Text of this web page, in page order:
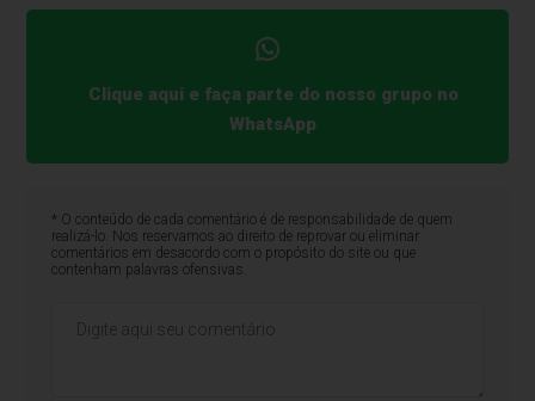
Clique aqui e faça parte do nosso grupo no
WhatsApp
* O conteúdo de cada comentário é de responsabilidade de quem
realizá-lo. Nos reservamos ao direito de reprovar ou eliminar
comentários em desacordo com o propósito do site ou que
contenham palavras ofensivas.